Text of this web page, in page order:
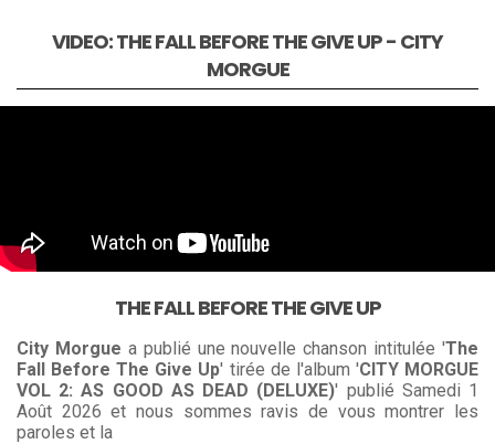
VIDEO: THE FALL BEFORE THE GIVE UP - CITY
MORGUE
THE FALL BEFORE THE GIVE UP
City Morgue a publié une nouvelle chanson intitulée 'The
Fall Before The Give Up' tirée de l'album 'CITY MORGUE
VOL 2: AS GOOD AS DEAD (DELUXE)' publié Samedi 1
Août 2026 et nous sommes ravis de vous montrer les
paroles et la